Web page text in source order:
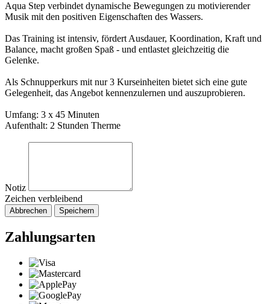
Aqua Step verbindet dynamische Bewegungen zu motivierender
Musik mit den positiven Eigenschaften des Wassers.
Das Training ist intensiv, fördert Ausdauer, Koordination, Kraft und
Balance, macht großen Spaß - und entlastet gleichzeitig die
Gelenke.
Als Schnupperkurs mit nur 3 Kurseinheiten bietet sich eine gute
Gelegenheit, das Angebot kennenzulernen und auszuprobieren.
Umfang: 3 x 45 Minuten
Aufenthalt: 2 Stunden Therme
Notiz
Zeichen verbleibend
Abbrechen Speichern
Zahlungsarten